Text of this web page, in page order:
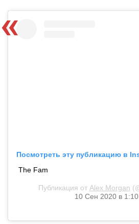
Посмотреть эту публикацию в
The Fam
Публикация от Alex Morgan
10 Сен 2020 в